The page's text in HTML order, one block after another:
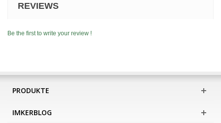
REVIEWS
Be the first to write your review !
PRODUKTE
IMKERBLOG